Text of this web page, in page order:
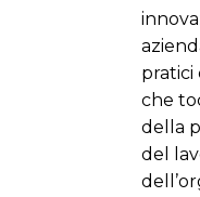
pratici
che
della
del